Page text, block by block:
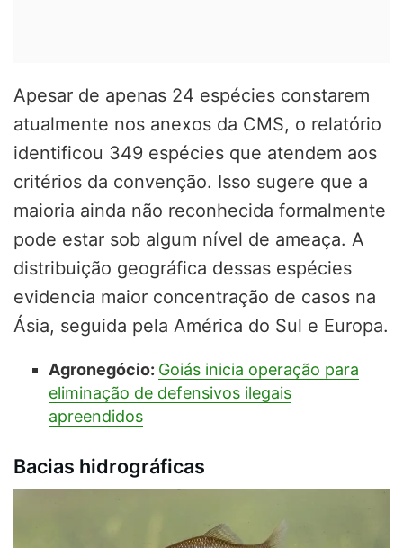
Apesar de apenas 24 espécies constarem
atualmente nos anexos da CMS, o relatório
identificou 349 espécies que atendem aos
critérios da convenção. Isso sugere que a
maioria ainda não reconhecida formalmente
pode estar sob algum nível de ameaça. A
distribuição geográfica dessas espécies
evidencia maior concentração de casos na
Ásia, seguida pela América do Sul e Europa.
Agronegócio: Goiás inicia operação para
eliminação de defensivos ilegais
apreendidos
Bacias hidrográficas